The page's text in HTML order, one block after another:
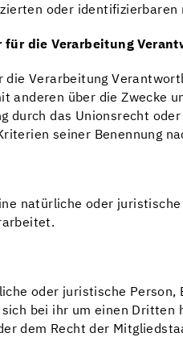
oder identifizierbaren
für die Verarbeitung
Verarbeitung
anderen über die Zwecke
durch das Unionsrecht
seiner Benennung
natürliche oder
oder juristische
sich bei ihr um einen
dem Recht der